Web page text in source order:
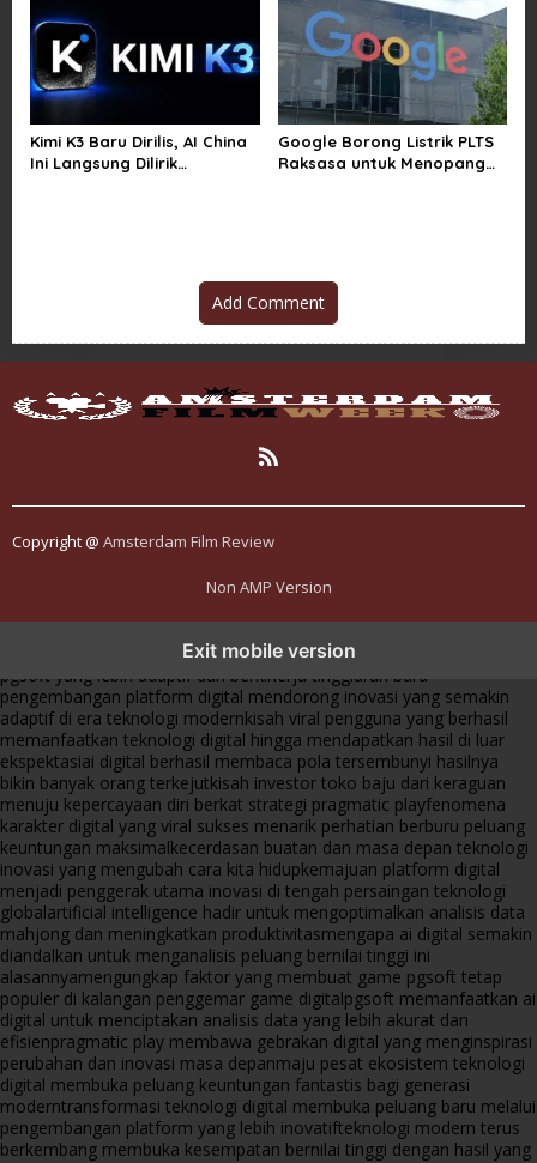
Kimi K3 Baru Dirilis, AI China
Ini Langsung Dilirik
Google Borong Listrik PLTS
Raksasa untuk Menopang
Add Comment
Copyright @ Amsterdam Film Review
Non AMP Version
Exit mobile version
menghadirkan inovasi berkualitasai digital menjadi kunci analisis data
pgsoft yang lebih adaptif dan berkinerja tinggiarah baru
pengembangan platform digital mendorong inovasi yang semakin
adaptif di era teknologi modernkisah viral pengguna yang berhasil
memanfaatkan teknologi digital hingga mendapatkan hasil di luar
ekspektasiai digital berhasil membaca pola tersembunyi hasilnya
bikin banyak orang terkejutkisah investor toko baju dari keraguan
menuju kepercayaan diri berkat strategi pragmatic playfenomena
karakter digital yang viral sukses menarik perhatian berburu peluang
keuntungan maksimalkecerdasan buatan dan masa depan teknologi
inovasi yang mengubah cara kita hidupkemajuan platform digital
menjadi penggerak utama inovasi di tengah persaingan teknologi
globalartificial intelligence hadir untuk mengoptimalkan analisis data
mahjong dan meningkatkan produktivitasmengapa ai digital semakin
diandalkan untuk menganalisis peluang bernilai tinggi ini
alasannyamengungkap faktor yang membuat game pgsoft tetap
populer di kalangan penggemar game digitalpgsoft memanfaatkan ai
digital untuk menciptakan analisis data yang lebih akurat dan
efisienpragmatic play membawa gebrakan digital yang menginspirasi
perubahan dan inovasi masa depanmaju pesat ekosistem teknologi
digital membuka peluang keuntungan fantastis bagi generasi
moderntransformasi teknologi digital membuka peluang baru melalui
pengembangan platform yang lebih inovatifteknologi modern terus
berkembang membuka kesempatan bernilai tinggi dengan hasil yang